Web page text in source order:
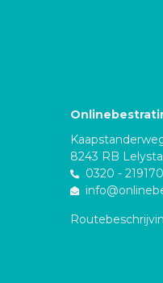
8243 RB
0320 - 219170